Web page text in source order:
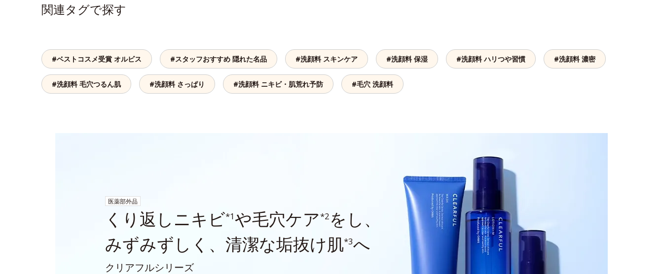
関連タグで探す
#ベストコスメ受賞 オルビス #スタッフおすすめ 隠れた名品 #洗顔料 スキンケア #洗顔料 保湿 #洗顔料 ハリつや習慣 #洗顔料 濃密
#洗顔料 毛穴つるん肌 #洗顔料 さっぱり #洗顔料 ニキビ・肌荒れ予防 #毛穴 洗顔料
医薬部外品
くり返しニキビ*1や毛穴ケア*2 をし、
みずみずしく、清潔な垢抜け肌*3へ
クリアフルシリーズ